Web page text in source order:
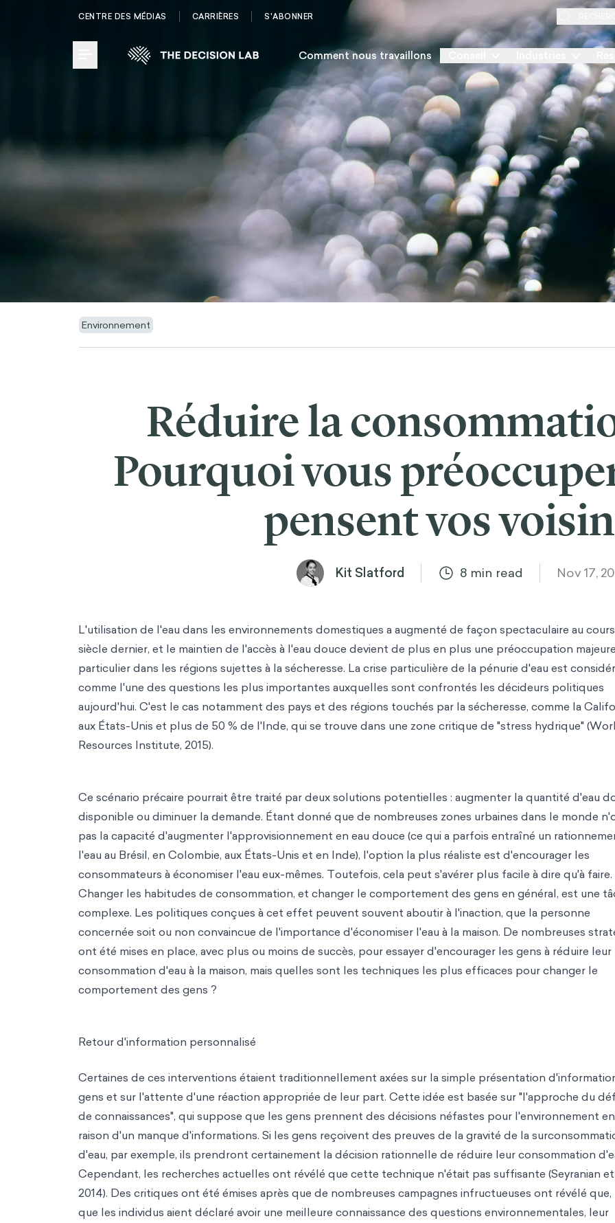
CENTRE DES MÉDIAS CARRIÈRES S'ABONNER
Toggle Menu Comment nous travaillons
Environnement
Réduire la
Pourquoi vous
pensent vos
Kit Slatford 8 min read Nov 17,
L'utilisation de l'eau dans les environnements domestiques a augmenté de façon spectaculaire au
siècle dernier, et le maintien de l'accès à l'eau douce devient de plus en plus une préoccupation
particulier dans les régions sujettes à la sécheresse. La crise particulière de la pénurie d'eau est
comme l'une des questions les plus importantes auxquelles sont confrontés les décideurs politiques
aujourd'hui. C'est le cas notamment des pays et des régions touchés par la sécheresse, comme la
aux États-Unis et plus de 50 % de l'Inde, qui se trouve dans une zone critique de "stress hydrique"
Resources Institute, 2015).
Ce scénario précaire pourrait être traité par deux solutions potentielles : augmenter la quantité d'eau
disponible ou diminuer la demande. Étant donné que de nombreuses zones urbaines dans le monde
pas la capacité d'augmenter l'approvisionnement en eau douce (ce qui a parfois entraîné un
l'eau au Brésil, en Colombie, aux États-Unis et en Inde), l'option la plus réaliste est d'encourager les
consommateurs à économiser l'eau eux-mêmes. Toutefois, cela peut s'avérer plus facile à dire qu'à faire.
Changer les habitudes de consommation, et changer le comportement des gens en général, est une
complexe. Les politiques conçues à cet effet peuvent souvent aboutir à l'inaction, que la personne
concernée soit ou non convaincue de l'importance d'économiser l'eau à la maison. De nombreuses
ont été mises en place, avec plus ou moins de succès, pour essayer d'encourager les gens à réduire leur
consommation d'eau à la maison, mais quelles sont les techniques les plus efficaces pour changer le
comportement des gens ?
Retour d'information personnalisé
Certaines de ces interventions étaient traditionnellement axées sur la simple présentation
gens et sur l'attente d'une réaction appropriée de leur part. Cette idée est basée sur "l'approche du
de connaissances", qui suppose que les gens prennent des décisions néfastes pour l'environnement en
raison d'un manque d'informations. Si les gens reçoivent des preuves de la gravité de la
d'eau, par exemple, ils prendront certainement la décision rationnelle de réduire leur consommation
Cependant, les recherches actuelles ont révélé que cette technique n'était pas suffisante (Seyranian et
2014). Des critiques ont été émises après que de nombreuses campagnes infructueuses ont révélé que,
que les individus aient déclaré avoir une meilleure connaissance des questions environnementales, leur